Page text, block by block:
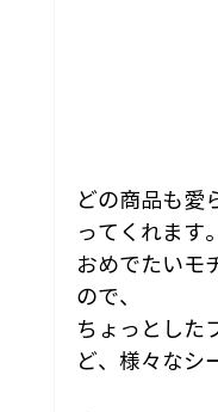
どの商品も愛
ってくれます。
おめでたいモ
ので、
ちょっとした
ど、様々なシ